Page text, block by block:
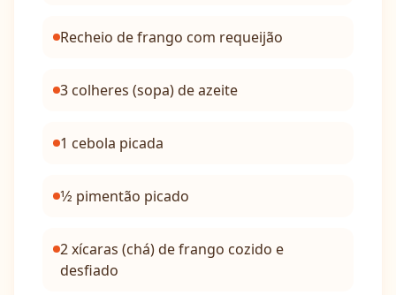
Recheio de frango com requeijão
3 colheres (sopa) de azeite
1 cebola picada
1⁄2 pimentão picado
2 xícaras (chá) de frango cozido e
desfiado